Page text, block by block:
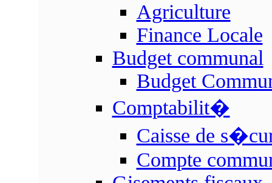
Agriculture
Finance Locale
Budget communal
Budget
Comptabilit�
Caisse de
Compte